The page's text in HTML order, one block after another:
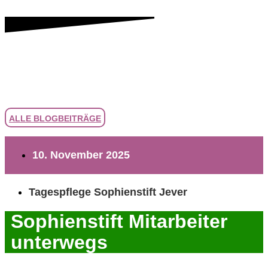
ALLE BLOGBEITRÄGE
10. November 2025
Tagespflege Sophienstift Jever
Sophienstift Mitarbeiter
unterwegs